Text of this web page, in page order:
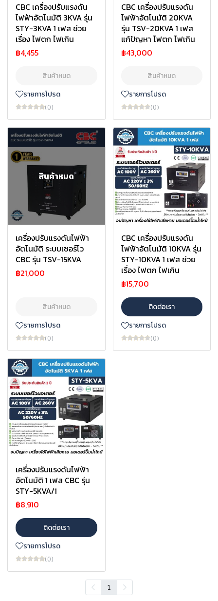
CBC เครื่องปรับแรงดัน
ไฟฟ้าอัตโนมัติ 3KVA รุ่น
STY-3KVA 1 เฟส ช่วย
เรื่อง ไฟตก ไฟเกิน
฿4,455
สินค้าหมด
รายการโปรด
(0)
CBC เครื่องปรับแรงดัน
ไฟฟ้าอัตโนมัติ 20KVA
รุ่น TSV-20KVA 1 เฟส
แก้ปัญหา ไฟตก ไฟเกิน
฿43,000
สินค้าหมด
รายการโปรด
(0)
สินค้าหมด
เครื่องปรับแรงดันไฟฟ้า
อัตโนมัติ ระบบเซอร์โว
CBC รุ่น TSV-15KVA
฿21,000
สินค้าหมด
รายการโปรด
(0)
CBC เครื่องปรับแรงดัน
ไฟฟ้าอัตโนมัติ 10KVA รุ่น
STY-10KVA 1 เฟส ช่วย
เรื่อง ไฟตก ไฟเกิน
฿15,700
ติดต่อเรา
รายการโปรด
(0)
เครื่องปรับแรงดันไฟฟ้า
อัตโนมัติ 1 เฟส CBC รุ่น
STY-5KVA/1
฿8,910
ติดต่อเรา
รายการโปรด
(0)
1